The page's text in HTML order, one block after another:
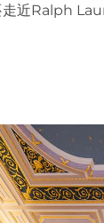
近Ralph